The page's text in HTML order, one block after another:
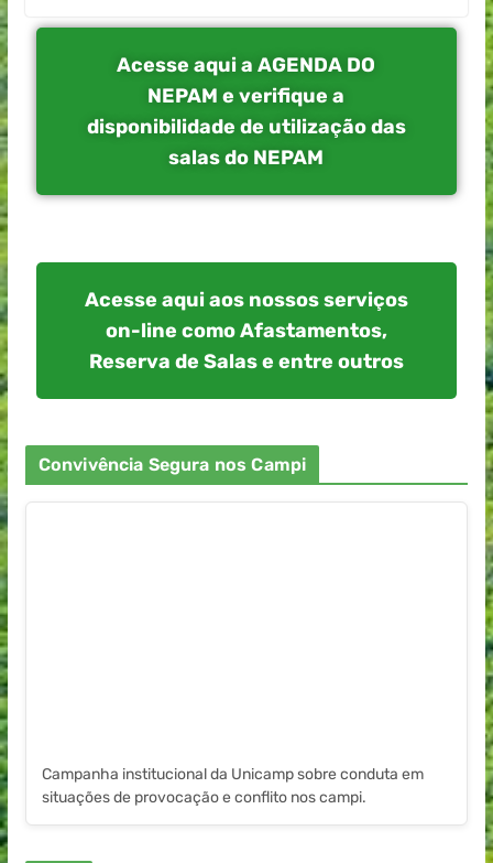
Acesse aqui a AGENDA DO
NEPAM e verifique a
disponibilidade de utilização das
salas do NEPAM
Acesse aqui aos nossos serviços
on-line como Afastamentos,
Reserva de Salas e entre outros
Convivência Segura nos Campi
Campanha institucional da Unicamp sobre conduta em
situações de provocação e conflito nos campi.